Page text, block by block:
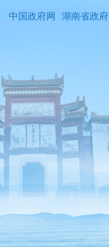
中国政府网 湖南省政